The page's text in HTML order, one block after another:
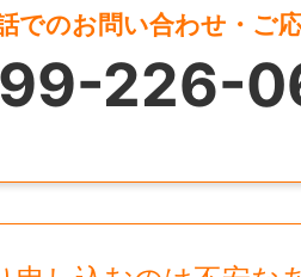
でのお問い合わせ・ご
226-